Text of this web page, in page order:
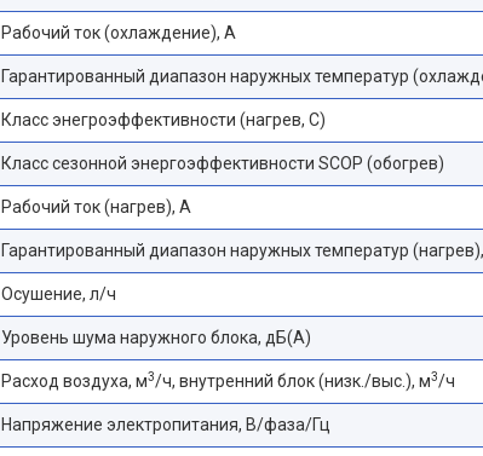
Рабочий ток (охлаждение), А
Гарантированный диапазон наружных температур
Класс энегроэффективности (нагрев, С)
Класс сезонной энергоэффективности SCOP (обогрев)
Рабочий ток (нагрев), А
Гарантированный диапазон наружных температур
Осушение, л/ч
Уровень шума наружного блока, дБ(A)
Расход воздуха, м3/ч, внутренний блок (низк./выс.), м3/ч
Напряжение электропитания, В/фаза/Гц